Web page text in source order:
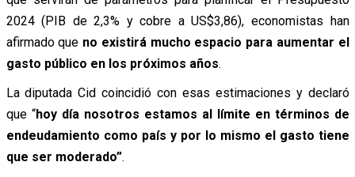
2024 (PIB de 2,3% y cobre a US$3,86), economistas han
afirmado que no existirá mucho espacio para aumentar el
gasto público en los próximos años.
La diputada Cid coincidió con esas estimaciones y declaró
que “hoy día nosotros estamos al límite en términos de
endeudamiento como país y por lo mismo el gasto tiene
que ser moderado”.